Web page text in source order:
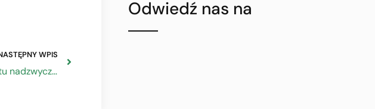
WPIS
Obawy MŚP w sprawie instrumentu nadzwyczajnego jednolitego rynku (SMEI) – Europejski Komitet Regionów 17.10.2022
Odwiedź nas na